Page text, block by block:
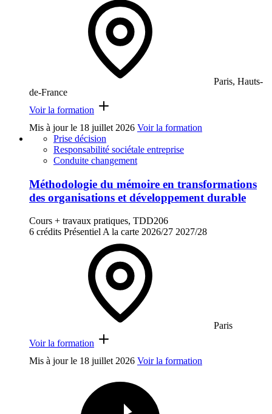
Paris, Hauts-
de-France
Voir la formation
Mis à jour le 18 juillet 2026 Voir la formation
Prise décision
Responsabilité sociétale entreprise
Conduite changement
Méthodologie du mémoire en transformations
des organisations et développement durable
Cours + travaux pratiques, TDD206
6 crédits PrésentielA la carte 2026/27 2027/28
Paris
Voir la formation
Mis à jour le 18 juillet 2026 Voir la formation